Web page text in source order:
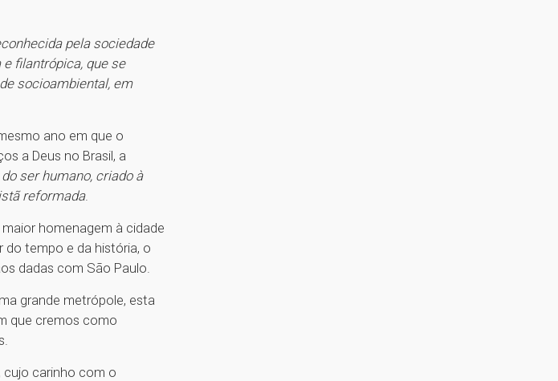
pela sociedade
filantrópica, que se
socioambiental, em
ano em que o
a Deus no Brasil, a
ser humano, criado à
reformada.
homenagem à cidade
do tempo e da história, o
dadas com São Paulo.
grande metrópole, esta
que cremos como
cujo carinho com o